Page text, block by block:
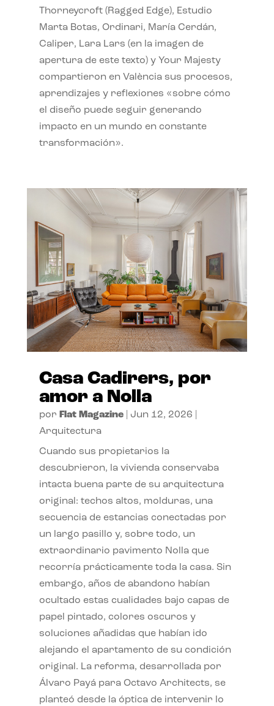
Thorneycroft (Ragged Edge), Estudio
Marta Botas, Ordinari, María Cerdán,
Caliper, Lara Lars (en la imagen de
apertura de este texto) y Your Majesty
compartieron en València sus procesos,
aprendizajes y reflexiones «sobre cómo
el diseño puede seguir generando
impacto en un mundo en constante
transformación».
Casa Cadirers, por
amor a Nolla
por Flat Magazine| Jun 12, 2026
Arquitectura
Cuando sus propietarios la
descubrieron, la vivienda conservaba
intacta buena parte de su arquitectura
original: techos altos, molduras, una
secuencia de estancias conectadas por
un largo pasillo y, sobre todo, un
extraordinario pavimento Nolla que
recorría prácticamente toda la casa. Sin
embargo, años de abandono habían
ocultado estas cualidades bajo capas de
papel pintado, colores oscuros y
soluciones añadidas que habían ido
alejando el apartamento de su condición
original. La reforma, desarrollada por
Álvaro Payá para Octavo Architects, se
planteó desde la óptica de intervenir lo